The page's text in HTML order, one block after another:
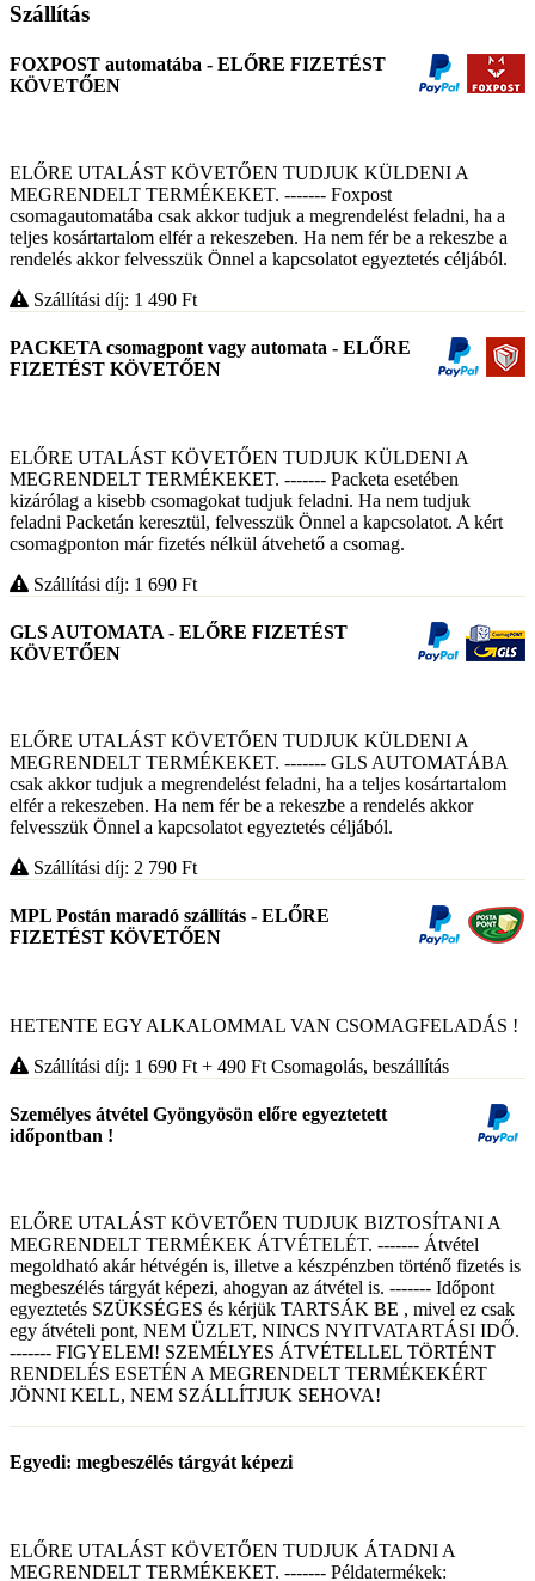
Szállítás
FOXPOST automatába - ELŐRE FIZETÉST
KÖVETŐEN
ELŐRE UTALÁST KÖVETŐEN TUDJUK KÜLDENI A
MEGRENDELT TERMÉKEKET. ------- Foxpost
csomagautomatába csak akkor tudjuk a megrendelést feladni, ha a
teljes kosártartalom elfér a rekeszeben. Ha nem fér be a rekeszbe a
rendelés akkor felvesszük Önnel a kapcsolatot egyeztetés céljából.
Szállítási díj: 1 490 Ft
PACKETA csomagpont vagy automata - ELŐRE
FIZETÉST KÖVETŐEN
ELŐRE UTALÁST KÖVETŐEN TUDJUK KÜLDENI A
MEGRENDELT TERMÉKEKET. ------- Packeta esetében
kizárólag a kisebb csomagokat tudjuk feladni. Ha nem tudjuk
feladni Packetán keresztül, felvesszük Önnel a kapcsolatot. A kért
csomagponton már fizetés nélkül átvehető a csomag.
Szállítási díj: 1 690 Ft
GLS AUTOMATA - ELŐRE FIZETÉST
KÖVETŐEN
ELŐRE UTALÁST KÖVETŐEN TUDJUK KÜLDENI A
MEGRENDELT TERMÉKEKET. ------- GLS AUTOMATÁBA
csak akkor tudjuk a megrendelést feladni, ha a teljes kosártartalom
elfér a rekeszeben. Ha nem fér be a rekeszbe a rendelés akkor
felvesszük Önnel a kapcsolatot egyeztetés céljából.
Szállítási díj: 2 790 Ft
MPL Postán maradó szállítás - ELŐRE
FIZETÉST KÖVETŐEN
HETENTE EGY ALKALOMMAL VAN CSOMAGFELADÁS !
Szállítási díj: 1 690 Ft + 490 Ft Csomagolás, beszállítás
Személyes átvétel Gyöngyösön előre egyeztetett
időpontban !
ELŐRE UTALÁST KÖVETŐEN TUDJUK BIZTOSÍTANI A
MEGRENDELT TERMÉKEK ÁTVÉTELÉT. ------- Átvétel
megoldható akár hétvégén is, illetve a készpénzben történő fizetés is
megbeszélés tárgyát képezi, ahogyan az átvétel is. ------- Időpont
egyeztetés SZÜKSÉGES és kérjük TARTSÁK BE , mivel ez csak
egy átvételi pont, NEM ÜZLET, NINCS NYITVATARTÁSI IDŐ.
------- FIGYELEM! SZEMÉLYES ÁTVÉTELLEL TÖRTÉNT
RENDELÉS ESETÉN A MEGRENDELT TERMÉKEKÉRT
JÖNNI KELL, NEM SZÁLLÍTJUK SEHOVA!
Egyedi: megbeszélés tárgyát képezi
ELŐRE UTALÁST KÖVETŐEN TUDJUK ÁTADNI A
MEGRENDELT TERMÉKEKET. ------- Példatermékek: